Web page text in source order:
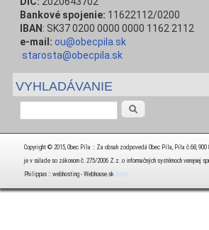
Bankové spojenie: 11622112/0200
IBAN : SK37 0200 0000 0000 1162 2112
e-mail: ou@obecpila.sk
starosta@obecpila.sk
VYHLADÁVANIE
Copyright © 2015, Obec Píla :: Za obsah zodpovedá Obec Píla, Píla č.68,
je v súlade so zákonom č. 275/2006 Z.z. o informačných systémoch verejnej
Philippus :: webhosting - Webhouse.sk login